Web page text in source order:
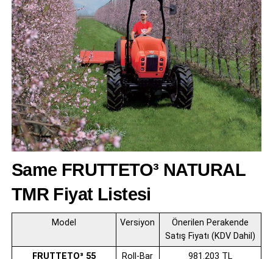
Same FRUTTETO³ NATURAL
TMR Fiyat Listesi
Model Versiyon
Önerilen Perakende
Satış Fiyatı (KDV Dahil)
FRUTTETO³ 55
Roll-Bar 981.203 TL